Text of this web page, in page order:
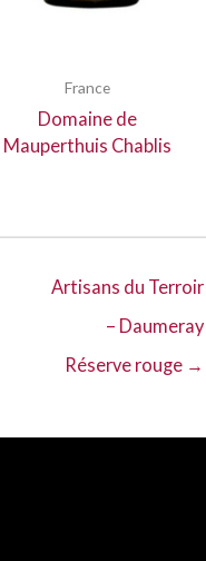
France
Domaine de
Mauperthuis Chablis
Artisans du Terroir
– Daumeray
Réserve rouge →